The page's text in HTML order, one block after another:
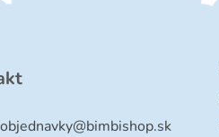
objednavky@bimbishop.sk